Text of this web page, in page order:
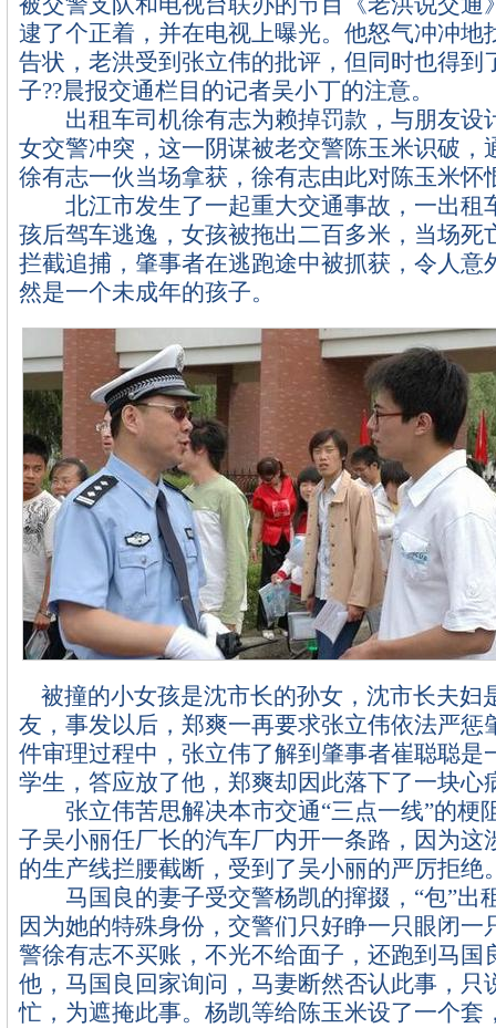
逮了个正着，并在电视上曝光。他怒气冲冲地
告状，老洪受到张立伟的批评，但同时也得到
子??晨报交通栏目的记者吴小丁的注意。
出租车司机徐有志为赖掉罚款，与朋友设
女交警冲突，这一阴谋被老交警陈玉米识破，
徐有志一伙当场拿获，徐有志由此对陈玉米怀
北江市发生了一起重大交通事故，一出租
孩后驾车逃逸，女孩被拖出二百多米，当场死
拦截追捕，肇事者在逃跑途中被抓获，令人意
然是一个未成年的孩子。
被撞的小女孩是沈市长的孙女，沈市长夫妇
友，事发以后，郑爽一再要求张立伟依法严惩
件审理过程中，张立伟了解到肇事者崔聪聪是
学生，答应放了他，郑爽却因此落下了一块心
张立伟苦思解决本市交通“三点一线”的梗
子吴小丽任厂长的汽车厂内开一条路，因为这
的生产线拦腰截断，受到了吴小丽的严厉拒绝
马国良的妻子受交警杨凯的撺掇，“包”出
因为她的特殊身份，交警们只好睁一只眼闭一
警徐有志不买账，不光不给面子，还跑到马国
他，马国良回家询问，马妻断然否认此事，只
忙，为遮掩此事。杨凯等给陈玉米设了一个套